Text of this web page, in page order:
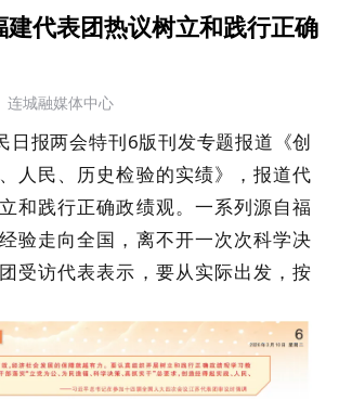
建代表团热议树立和践行正确
连城融媒体中心
日报两会特刊6版刊发专题报道《创
人民、历史检验的实绩》，报道代
和践行正确政绩观。 一系列源自福
验走向全国，离不开一次次科学决
受访代表表示，要从实际出发，按